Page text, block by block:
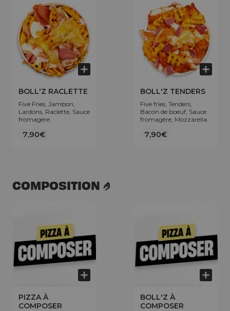
BOLL'Z RACLETTE
Five Fries, Jambon,
Lardons, Raclette, Sauce
fromagère.
7,90€
BOLL'Z TENDERS
Five fries, Tenders,
Bacon de boeuf, Sauce
fromagère, Mozzarella.
7,90€
COMPOSITION 🤌
PIZZA À
COMPOSER
BOLL'Z À
COMPOSER